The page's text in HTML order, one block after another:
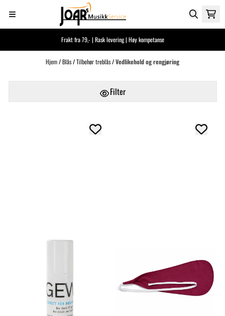
Hopp til innhold
Frakt fra 79,- | Rask levering | Høy kompetanse
Hjem/Blås/Tilbehør treblås/Vedlikehold og rengjøring
Filter